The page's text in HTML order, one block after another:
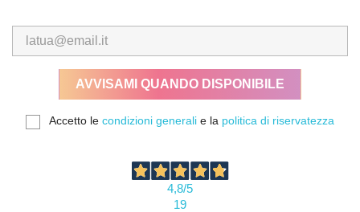
AVVISAMI QUANDO DISPONIBILE
Accetto le condizioni generali e la politica di riservatezza
4,8/5
19